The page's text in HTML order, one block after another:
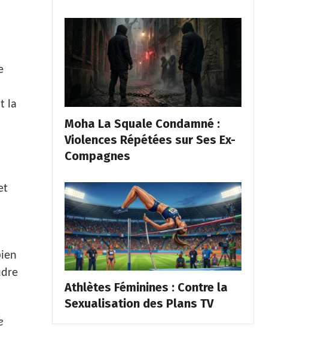
la
Moha La Squale Condamné :
Violences Répétées sur Ses Ex-
Compagnes
Athlètes Féminines : Contre la
Sexualisation des Plans TV